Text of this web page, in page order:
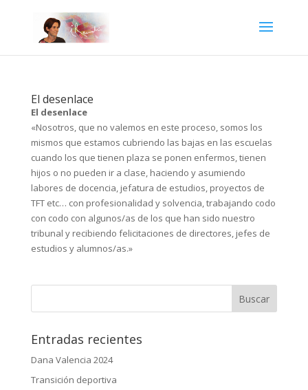
El desenlace
El desenlace
«Nosotros, que no valemos en este proceso, somos los
mismos que estamos cubriendo las bajas en las escuelas
cuando los que tienen plaza se ponen enfermos, tienen
hijos o no pueden ir a clase, haciendo y asumiendo
labores de docencia, jefatura de estudios, proyectos de
TFT etc… con profesionalidad y solvencia, trabajando codo
con codo con algunos/as de los que han sido nuestro
tribunal y recibiendo felicitaciones de directores, jefes de
estudios y alumnos/as.»
Entradas recientes
Dana Valencia 2024
Transición deportiva